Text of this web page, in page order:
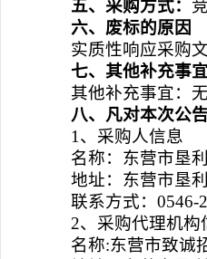
五、采购方式：
六、废标的原因
实质性响应采购
七、其他补充事宜
其他补充事宜：无
八、凡对本次公
1、采购人信息
名称：东营市垦
地址：东营市垦
联系方式：0546-
2、采购代理机构
名称:东营市致诚